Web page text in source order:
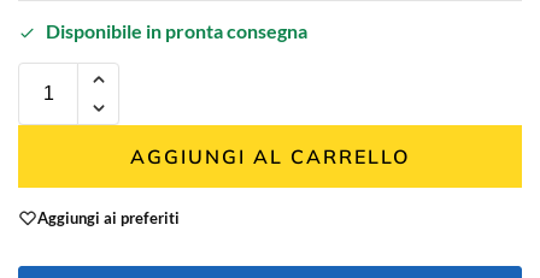
Disponibile in pronta consegna
AGGIUNGI AL CARRELLO
Aggiungi ai preferiti